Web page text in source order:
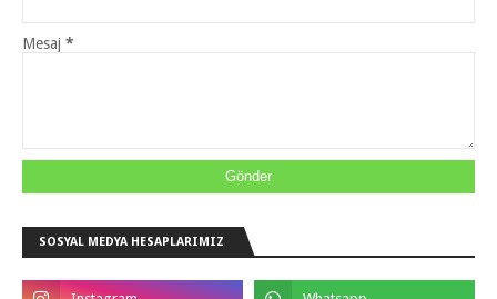
Mesaj *
SOSYAL MEDYA HESAPLARIMIZ